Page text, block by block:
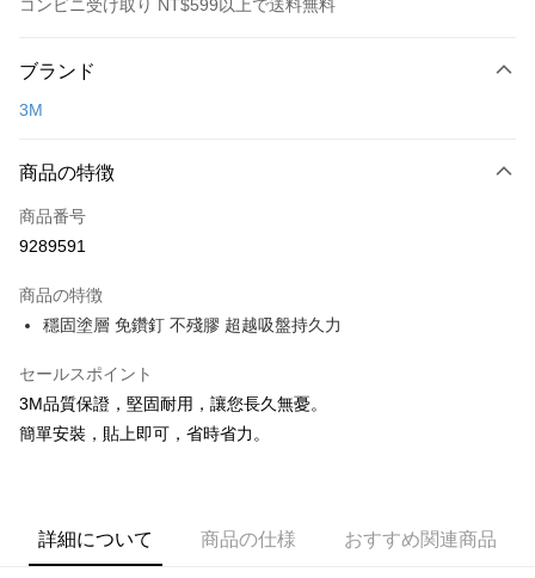
コンビニ受け取り NT$599以上で送料無料
クレジットカード1回払い
LINE Pay
Apple Pay
Easy Wallet
AFTEE代金後払い
説明
3.注文するときのお支払いは不要です。商品はご指定の住所に配送されま
全家取貨付款
ブランド
3M
商品の特徴
商品番号
9289591
商品の特徴
穩固塗層 免鑽釘 不殘膠 超越吸盤持久力
セールスポイント
3M品質保證，堅固耐用，讓您長久無憂。
簡單安裝，貼上即可，省時省力。
詳細について 商品の仕様 おすすめ関連商品